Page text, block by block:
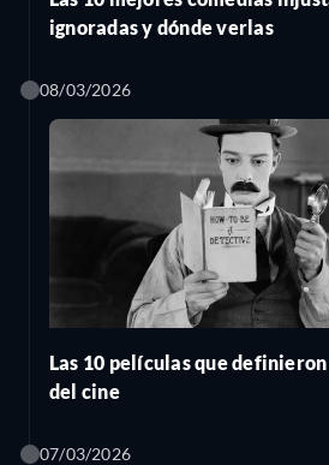
ignoradas y dónde verlas
08/03/2026
Las 10 películas que
del cine
07/03/2026